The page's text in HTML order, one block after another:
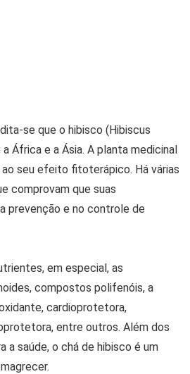
se que o hibisco (Hibiscus
África e a Ásia. A planta medicinal
seu efeito fitoterápico. Há várias
comprovam que suas
prevenção e no controle de
em especial, as
compostos polifenóis, a
cardioprotetora,
entre outros. Além dos
a saúde, o chá de hibisco é um